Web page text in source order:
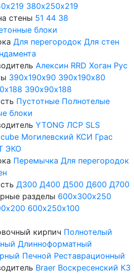
380х250х219
стены 51 44 38
блоки
Для перегородок Для стен
Алексин RRD Хоган Рус
390х190х90 390х190х80
390х90х188
Пустотные Полнотелые
блоки
YTONG ЛСР SLS
Могилевский КСИ Грас
ЭКО
Перемычка Для перегородок
Д300 Д400 Д500 Д600 Д700
разделы 600х300х250
600х250х100
кирпич Полнотелый
Длинноформатный
Печной Реставрационный
Braer Воскресенский КЗ